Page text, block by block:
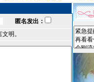
匿名发出：
明。